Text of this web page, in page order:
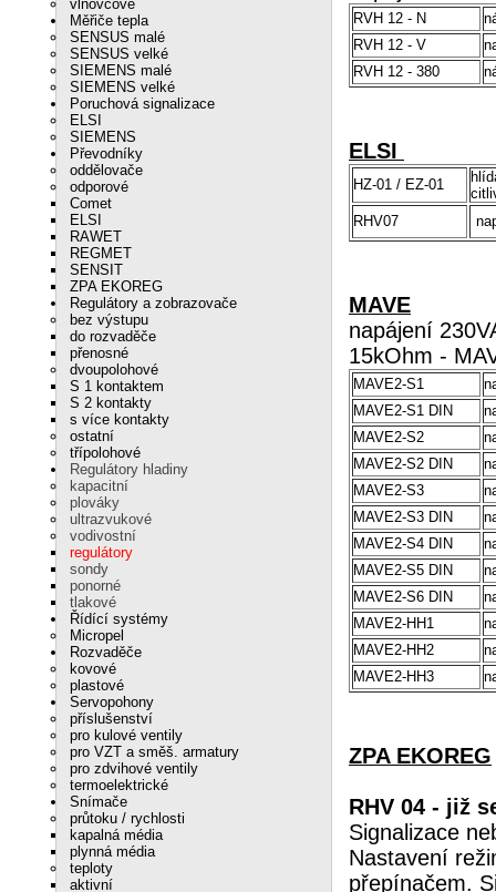
RVH 12 - N
RVH 12 - V
RVH 12 - 380
ELSI
HZ-01 / EZ-01
RHV07
MAVE
napájení
15kOhm -
MAVE2-S1
MAVE2-S1 DIN
MAVE2-S2
MAVE2-S2 DIN
MAVE2-S3
MAVE2-S3 DIN
MAVE2-S4 DIN
MAVE2-S5 DIN
MAVE2-S6 DIN
MAVE2-HH1
MAVE2-HH2
MAVE2-HH3
ZPA EKOREG
RHV 04 - již
Signalizace
Nastavení
přepínačem.
vlnovcové
Měřiče tepla
SENSUS malé
SENSUS velké
SIEMENS malé
SIEMENS velké
Poruchová signalizace
ELSI
SIEMENS
Převodníky
oddělovače
odporové
Comet
ELSI
RAWET
REGMET
SENSIT
ZPA EKOREG
Regulátory a zobrazovače
bez výstupu
do rozvaděče
přenosné
dvoupolohové
S 1 kontaktem
S 2 kontakty
s více kontakty
ostatní
třípolohové
Regulátory hladiny
kapacitní
plováky
ultrazvukové
vodivostní
regulátory
sondy
ponorné
tlakové
Řídící systémy
Micropel
Rozvaděče
kovové
plastové
Servopohony
příslušenství
pro kulové ventily
pro VZT a směš. armatury
pro zdvihové ventily
termoelektrické
Snímače
průtoku / rychlosti
kapalná média
plynná média
teploty
aktivní